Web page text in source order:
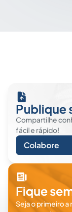
Publique
Compartilhe
fácil e rápido!
Colabore
Fique
Seja o primeiro